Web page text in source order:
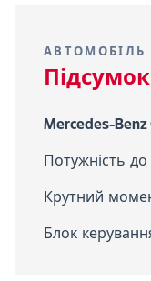
АВТОМОБІЛЬ
Підсумок
Mercedes-Benz
Потужність до
Крутний
Блок